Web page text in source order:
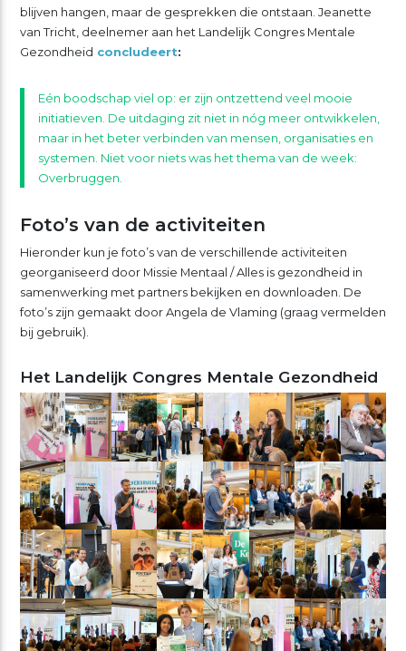
blijven hangen, maar de gesprekken die ontstaan. Jeanette
van Tricht, deelnemer aan het Landelijk Congres Mentale
Gezondheid concludeert:
Eén boodschap viel op: er zijn ontzettend veel mooie
initiatieven. De uitdaging zit niet in nóg meer ontwikkelen,
maar in het beter verbinden van mensen, organisaties en
systemen. Niet voor niets was het thema van de week:
Overbruggen.
Foto’s van de activiteiten
Hieronder kun je foto’s van de verschillende activiteiten
georganiseerd door Missie Mentaal / Alles is gezondheid in
samenwerking met partners bekijken en downloaden. De
foto’s zijn gemaakt door Angela de Vlaming (graag vermelden
bij gebruik).
Het Landelijk Congres Mentale Gezondheid